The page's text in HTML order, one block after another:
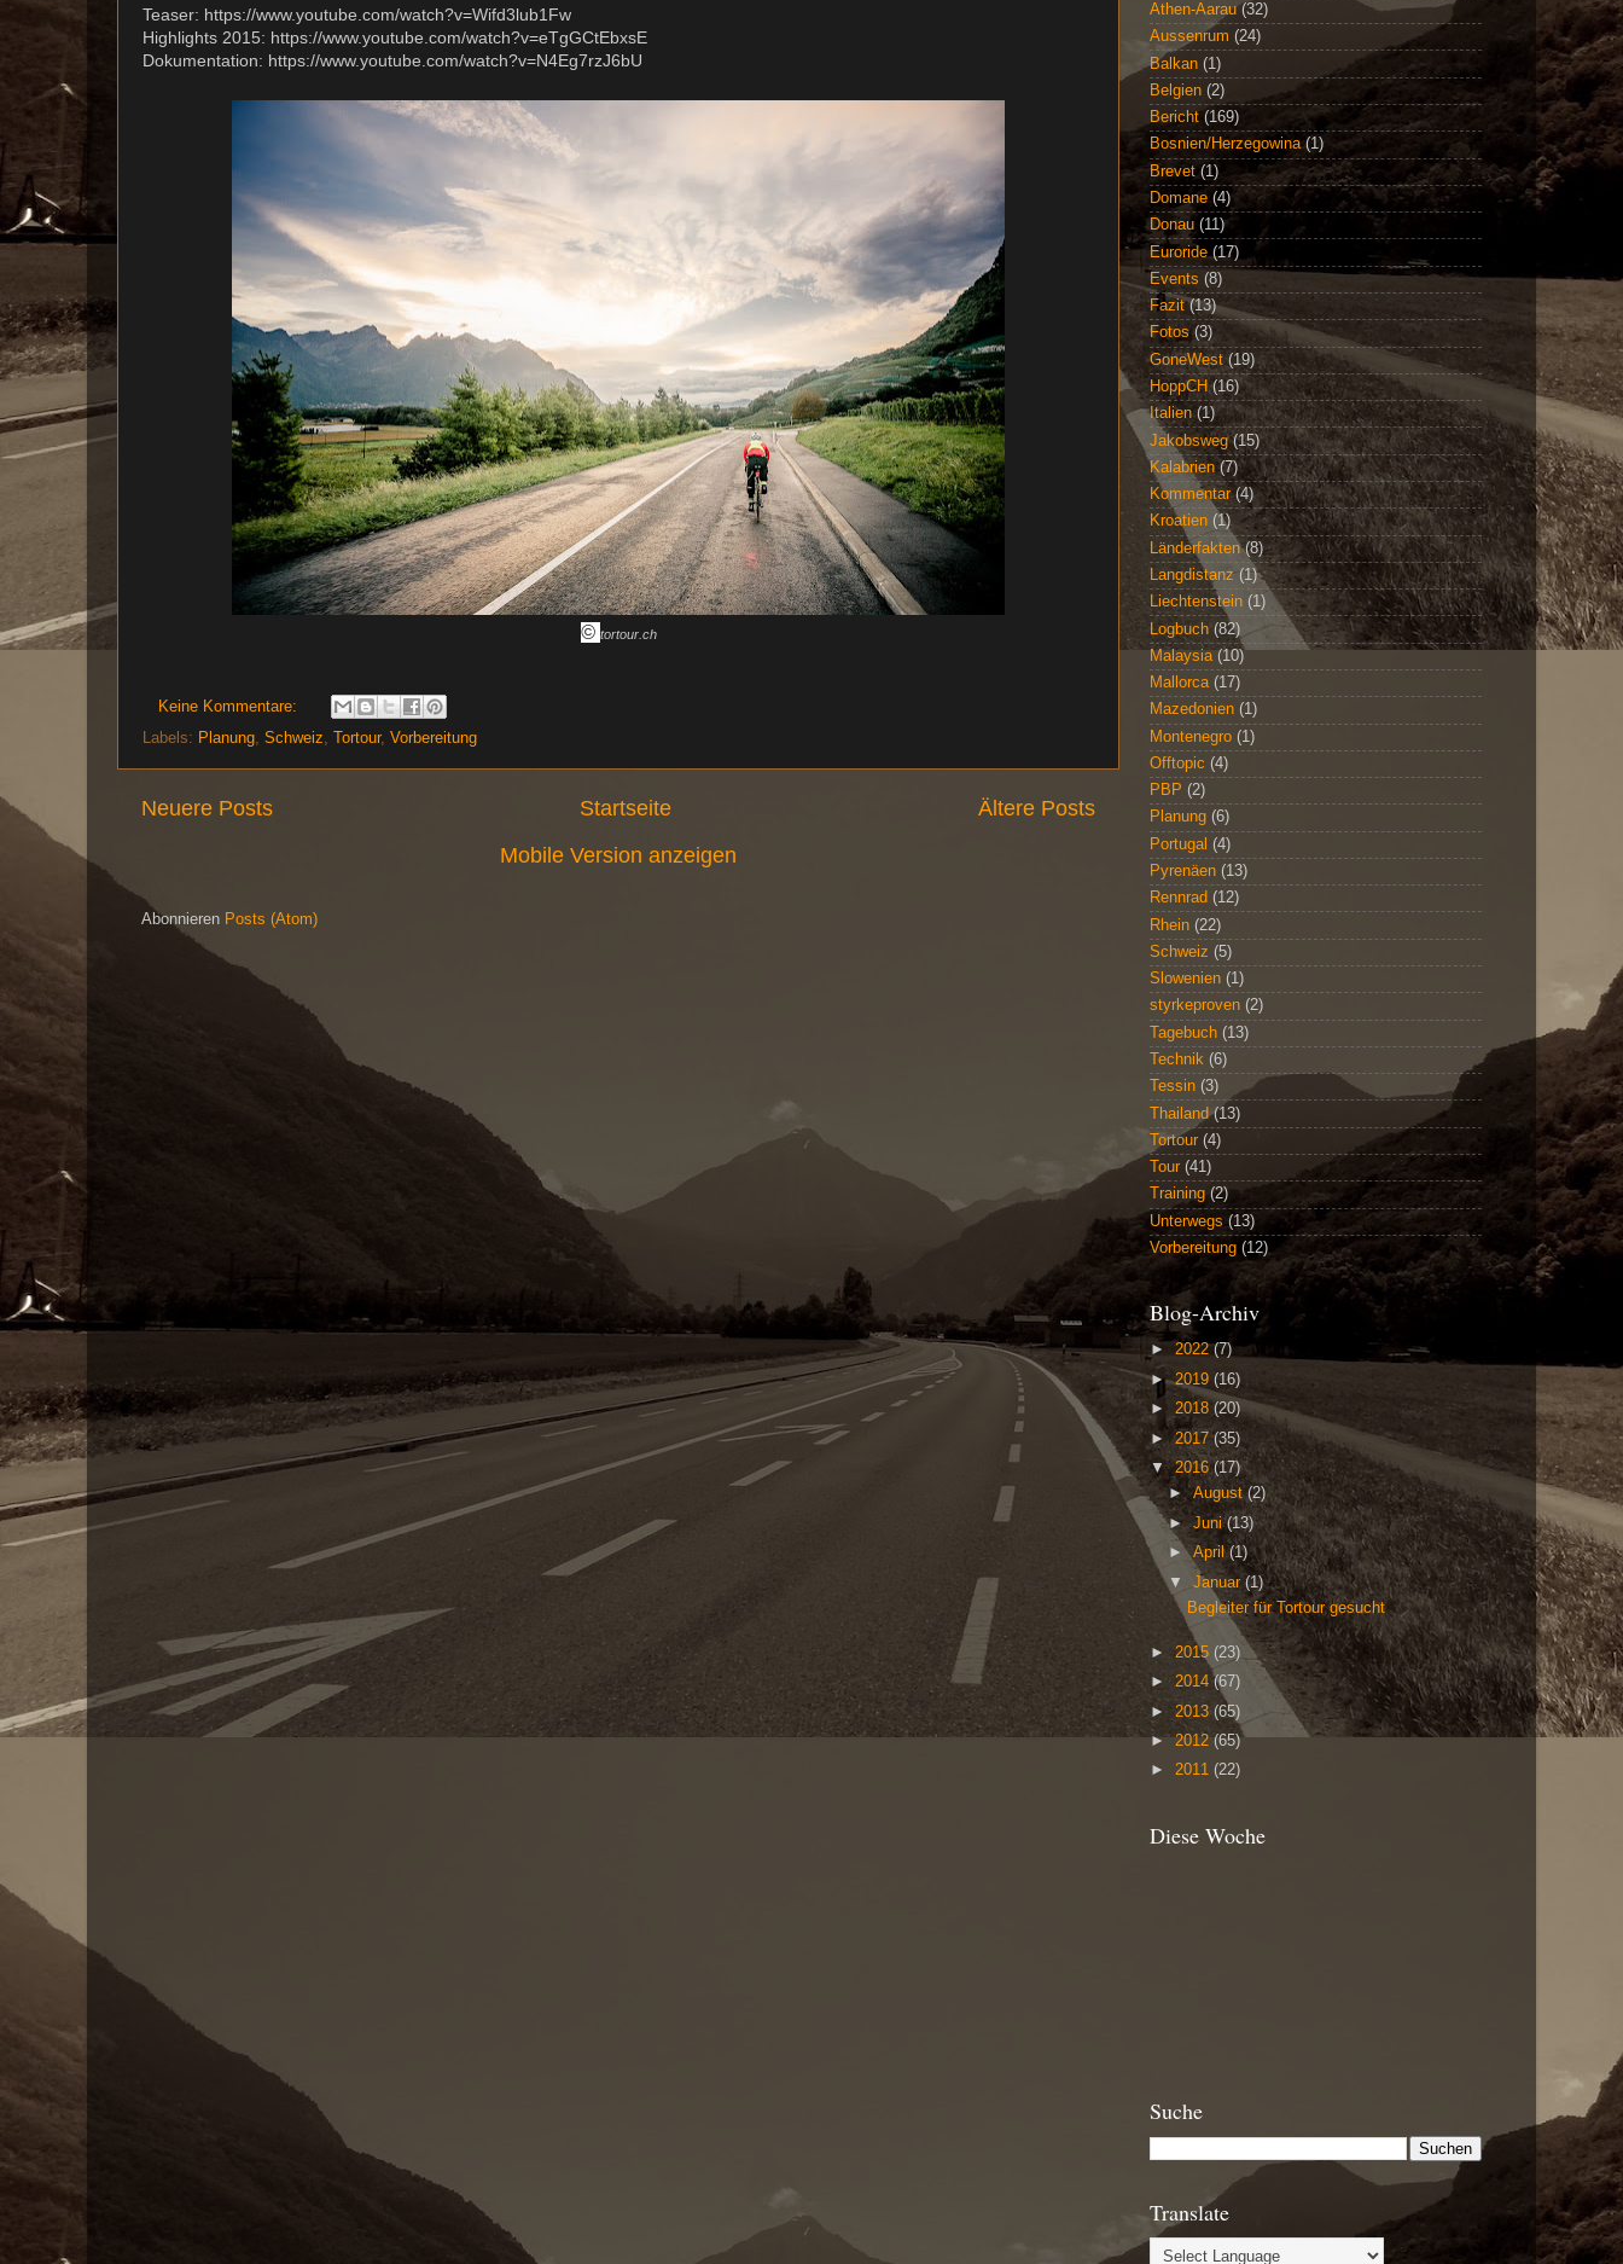
Teaser: https://www.youtube.com/watch?v=Wifd3lub1Fw
Highlights 2015: https://www.youtube.com/watch?v=eTgGCtEbxsE
Dokumentation: https://www.youtube.com/watch?v=N4Eg7rzJ6bU
© tortour.ch
Keine Kommentare:
Labels: Planung, Schweiz, Tortour, Vorbereitung
Neuere Posts Ältere Posts
Startseite
Mobile Version anzeigen
Abonnieren Posts (Atom)
Athen-Aarau (32)
Aussenrum (24)
Balkan (1)
Belgien (2)
Bericht (169)
Bosnien/Herzegowina (1)
Brevet (1)
Domane (4)
Donau (11)
Euroride (17)
Events (8)
Fazit (13)
Fotos (3)
GoneWest (19)
HoppCH (16)
Italien (1)
Jakobsweg (15)
Kalabrien (7)
Kommentar (4)
Kroatien (1)
Länderfakten (8)
Langdistanz (1)
Liechtenstein (1)
Logbuch (82)
Malaysia (10)
Mallorca (17)
Mazedonien (1)
Montenegro (1)
Offtopic (4)
PBP (2)
Planung (6)
Portugal (4)
Pyrenäen (13)
Rennrad (12)
Rhein (22)
Schweiz (5)
Slowenien (1)
styrkeproven (2)
Tagebuch (13)
Technik (6)
Tessin (3)
Thailand (13)
Tortour (4)
Tour (41)
Training (2)
Unterwegs (13)
Vorbereitung (12)
Blog-Archiv
► 2022 (7)
►2019 (16)
► 2018 (20)
►2017(35)
▼2016(17)
►August(2)
►Juni(13)
►April(1)
▼Januar(1)
Begleiter für Tortour gesucht
► 2015 (23)
► 2014 (67)
► 2013 (65)
► 2012 (65)
► 2011 (22)
Diese Woche
Suche
Translate